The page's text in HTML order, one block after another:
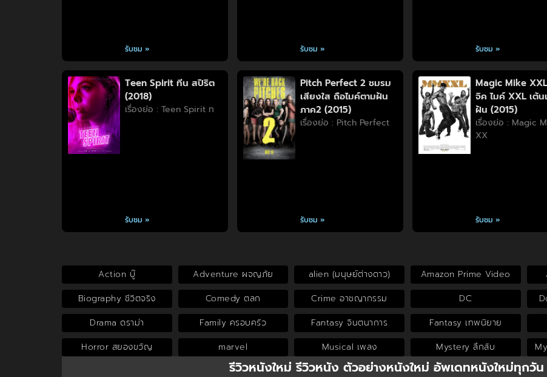
รับชม » รับชม » รับชม »
Teen Spirit ทีน สปิริต
(2018)
เรื่องย่อ : Teen Spirit ท
รับชม »
Pitch Perfect 2 ชมรม
เสียงใส ถือไมค์ตามฝัน
ภาค2 (2015)
เรื่องย่อ : Pitch Perfect
รับชม »
Magic Mike
จิค ไมค์ XXL เต้น
ฝัน (2015)
เรื่องย่อ : Magic
XX
รับชม »
Action บู๊ Adventure ผจญภัย alien (มนุษย์ต่างดาว) Amazon Prime Video
Biography ชีวิตจริง
Comedy ตลก Crime อาชญากรรม DC
Drama ดราม่า
Family ครอบครัว Fantasy จินตนาการ Fantasy เทพนิยาย
Horror สยองขวัญ
marvel Musical เพลง Mystery ลึกลับ
รีวิวหนังใหม่ รีวิวหนัง ตัวอย่างหนังใหม่ อัพเดทหนังใหม่ทุกวัน